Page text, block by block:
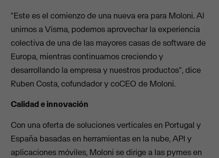
"Este es el comienzo de una nueva era para Moloni. Al
unirnos a Visma, podemos aprovechar la experiencia
colectiva de una de las mayores casas de software de
Europa, mientras continuamos creciendo y
desarrollando la empresa y nuestros productos", dice
Ruben Costa, cofundador y coCEO de Moloni.
Calidad e innovación
Con una oferta de soluciones verticales en Portugal y
España basadas en herramientas en la nube, API y
aplicaciones móviles, Moloni se dirige a las pymes en